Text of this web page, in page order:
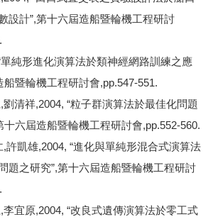
設計”,第十六屆造船暨輪機工程研討
純形進化演算法於類神經網路訓練之應
船暨輪機工程研討會,pp.547-551.
清祥,2004, “粒子群演算法於最佳化問題
十六屆造船暨輪機工程研討會,pp.552-560.
許凱雄,2004, “進化與單純形混合式演算法
題之研究”,第十六屆造船暨輪機工程研討
宜原,2004, “改良式遺傳演算法於零工式